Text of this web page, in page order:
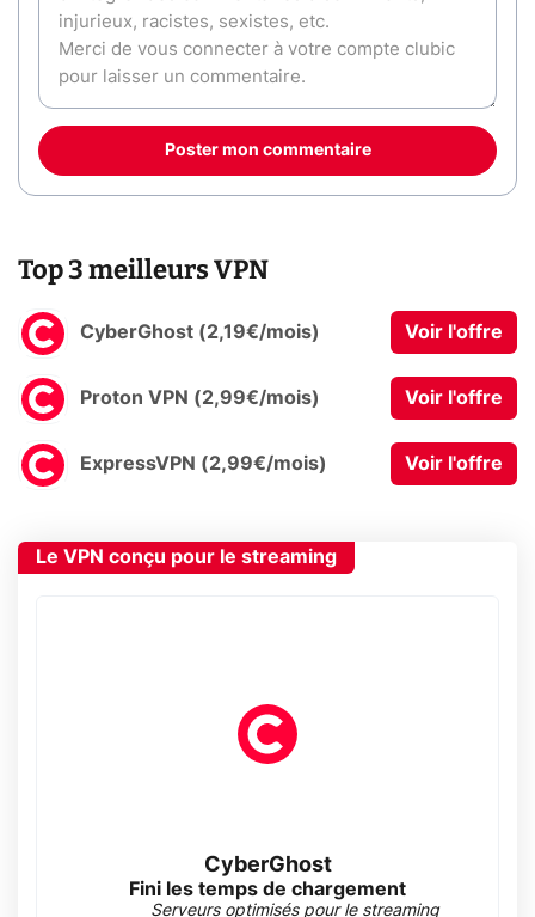
Poster mon commentaire
Top 3 meilleurs VPN
CyberGhost (2,19€/mois) Voir l'offre
Proton VPN (2,99€/mois) Voir l'offre
ExpressVPN (2,99€/mois) Voir l'offre
Le VPN conçu pour le streaming
CyberGhost
Fini les temps de chargement
Serveurs optimisés pour le streaming